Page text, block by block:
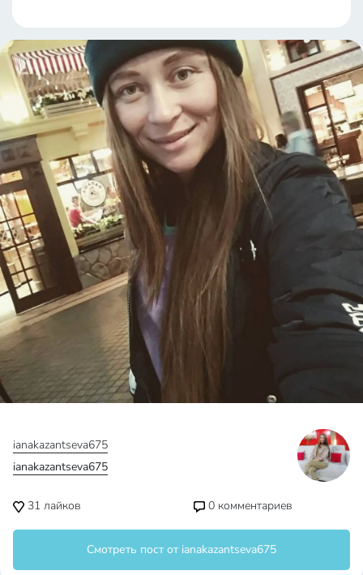
ianakazantseva675
ianakazantseva675
31 лайков 0 комментариев
Смотреть пост от ianakazantseva675